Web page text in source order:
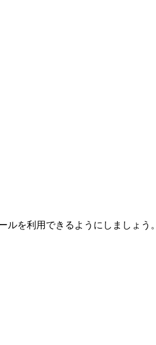
を利用できるようにしましょう。